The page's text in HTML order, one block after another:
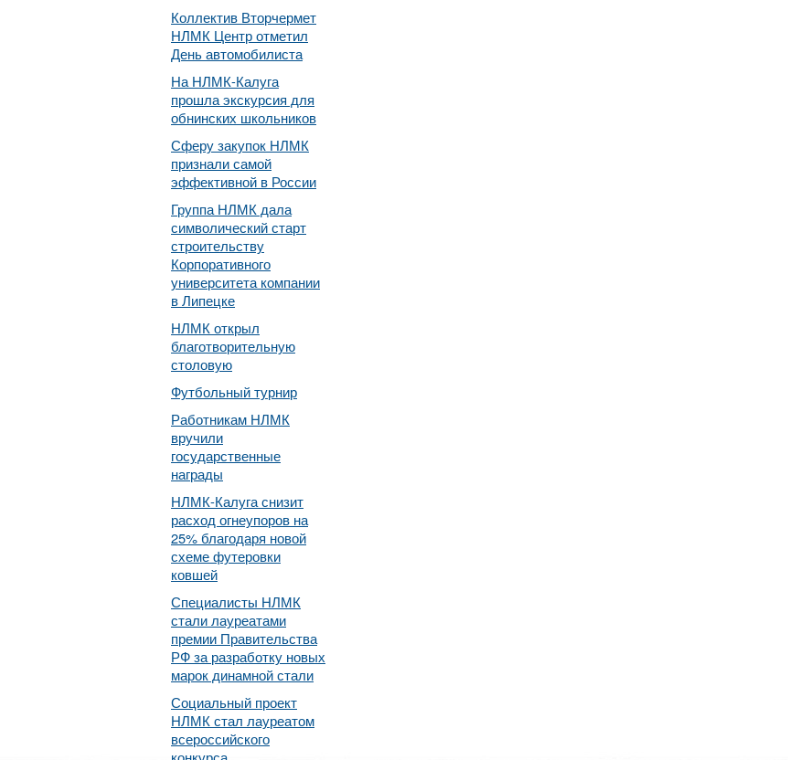
Коллектив Вторчермет
НЛМК Центр отметил
День автомобилиста
На НЛМК-Калуга
прошла экскурсия для
обнинских школьников
Сферу закупок НЛМК
признали самой
эффективной в России
Группа НЛМК дала
символический старт
строительству
Корпоративного
университета компании
в Липецке
НЛМК открыл
благотворительную
столовую
Футбольный турнир
Работникам НЛМК
вручили
государственные
награды
НЛМК-Калуга снизит
расход огнеупоров на
25% благодаря новой
схеме футеровки
ковшей
Специалисты НЛМК
стали лауреатами
премии Правительства
РФ за разработку новых
марок динамной стали
Социальный проект
НЛМК стал лауреатом
всероссийского